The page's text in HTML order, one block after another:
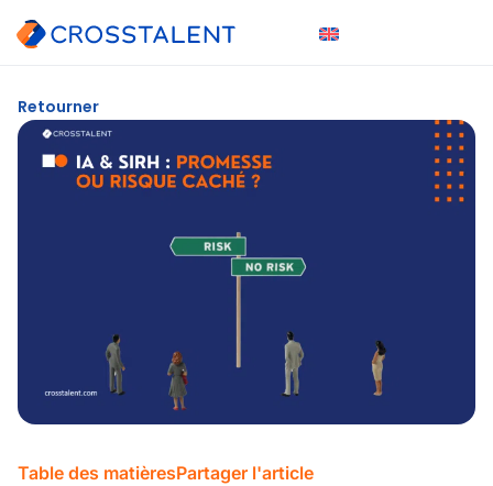
Retourner
Table des matièresPartager l'article